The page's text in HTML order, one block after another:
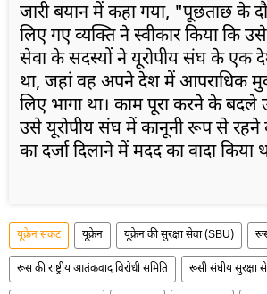
जारी बयान में कहा गया, "पूछताछ के
लिए गए व्यक्ति ने स्वीकार किया कि
सेवा के सदस्यों ने यूरोपीय संघ के एक
था, जहां वह अपने देश में आपराधिक
लिए भागा था। काम पूरा करने के बदले
उसे यूरोपीय संघ में कानूनी रूप से रहने
का दर्जा दिलाने में मदद का वादा किया
यूक्रेन संकट यूक्रेन यूक्रेन की सुरक्षा सेवा (SBU)
रूस की राष्ट्रीय आतंकवाद विरोधी समिति रूसी संघीय सुरक्षा